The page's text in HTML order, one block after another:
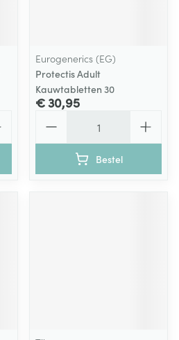
Eurogenerics (EG)
Protectis Adult
Kauwtabletten 30
€ 30,95
Bestel